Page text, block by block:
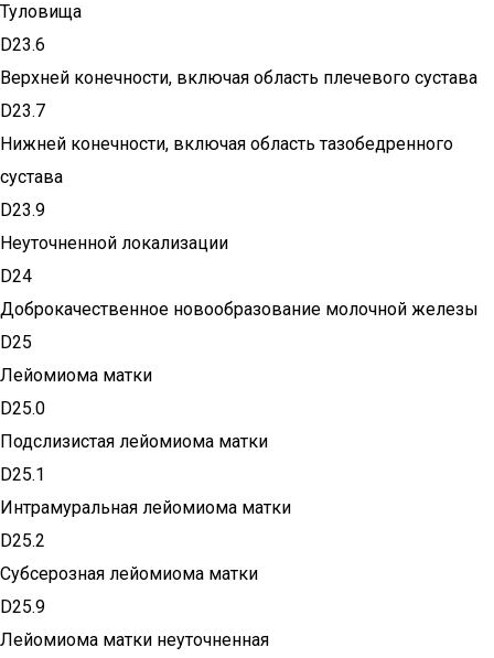
Туловища
D23.6
Верхней конечности, включая область плечевого сустава
D23.7
Нижней конечности, включая область тазобедренного
сустава
D23.9
Неуточненной локализации
D24
Доброкачественное новообразование молочной железы
D25
Лейомиома матки
D25.0
Подслизистая лейомиома матки
D25.1
Интрамуральная лейомиома матки
D25.2
Субсерозная лейомиома матки
D25.9
Лейомиома матки неуточненная